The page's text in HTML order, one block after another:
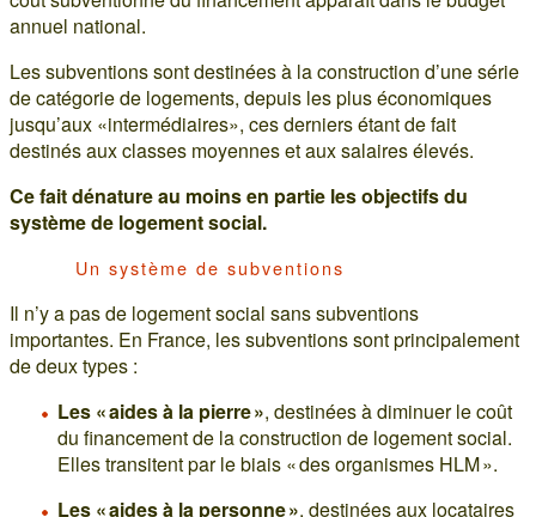
annuel national.
Les subventions sont destinées à la construction d’une série
de catégorie de logements, depuis les plus économiques
jusqu’aux «intermédiaires», ces derniers étant de fait
destinés aux classes moyennes et aux salaires élevés.
Ce fait dénature au moins en partie les objectifs du
système de logement social.
Un système de subventions
Il n’y a pas de logement social sans subventions
importantes. En France, les subventions sont principalement
de deux types :
Les « aides à la pierre », destinées à diminuer le coût
du financement de la construction de logement social.
Elles transitent par le biais « des organismes HLM ».
Les « aides à la personne », destinées aux locataires